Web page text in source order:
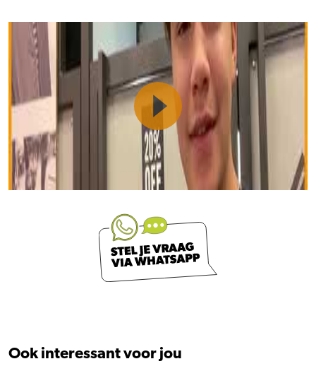
Ook interessant voor jou